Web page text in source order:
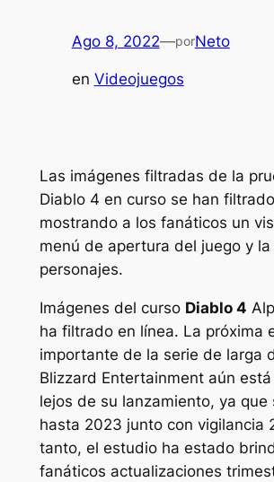
Ago 8, 2022—porNeto
en Videojuegos
Las imágenes filtradas de la
Diablo 4 en curso se han
mostrando a los fanáticos un
menú de apertura del juego y
personajes.
Imágenes del curso Diablo 4
ha filtrado en línea. La próxima
importante de la serie de larga
Blizzard Entertainment aún
lejos de su lanzamiento, ya que
hasta 2023 junto con vigilancia
tanto, el estudio ha estado
fanáticos actualizaciones